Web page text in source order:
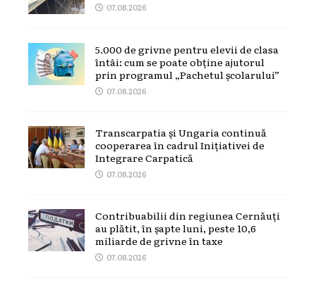
07.08.2026
5.000 de grivne pentru elevii de clasa
întâi: cum se poate obține ajutorul
prin programul „Pachetul școlarului”
07.08.2026
Transcarpatia și Ungaria continuă
cooperarea în cadrul Inițiativei de
Integrare Carpatică
07.08.2026
Contribuabilii din regiunea Cernăuți
au plătit, în șapte luni, peste 10,6
miliarde de grivne în taxe
07.08.2026